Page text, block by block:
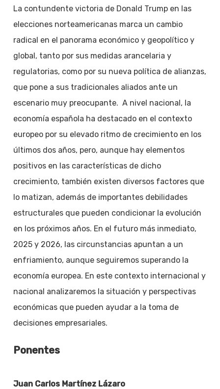
La contundente victoria de Donald Trump en las
elecciones norteamericanas marca un cambio
radical en el panorama económico y geopolítico y
global, tanto por sus medidas arancelaria y
regulatorias, como por su nueva política de alianzas,
que pone a sus tradicionales aliados ante un
escenario muy preocupante. A nivel nacional, la
economía española ha destacado en el contexto
europeo por su elevado ritmo de crecimiento en los
últimos dos años, pero, aunque hay elementos
positivos en las características de dicho
crecimiento, también existen diversos factores que
lo matizan, además de importantes debilidades
estructurales que pueden condicionar la evolución
en los próximos años. En el futuro más inmediato,
2025 y 2026, las circunstancias apuntan a un
enfriamiento, aunque seguiremos superando la
economía europea. En este contexto internacional y
nacional analizaremos la situación y perspectivas
económicas que pueden ayudar a la toma de
decisiones empresariales.
Ponentes
Juan Carlos Martínez Lázaro